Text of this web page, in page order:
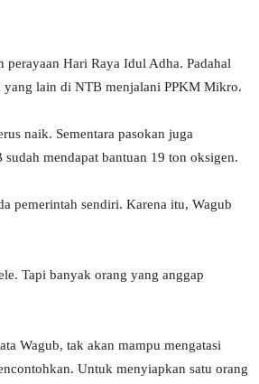
Hari Raya Idul Adha. Padahal
yang lain di NTB menjalani PPKM Mikro.
naik. Sementara pasokan juga
mendapat bantuan 19 ton oksigen.
pemerintah sendiri. Karena itu, Wagub
Tapi banyak orang yang anggap
Wagub, tak akan mampu mengatasi
Untuk menyiapkan satu orang